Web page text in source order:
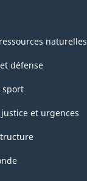
naturelles
défense
sport
et urgences